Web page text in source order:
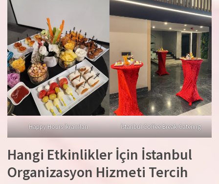
Happy Hours İkramları İstanbul Coffee Break Catering
Hangi Etkinlikler İçin İstanbul
Organizasyon Hizmeti Tercih